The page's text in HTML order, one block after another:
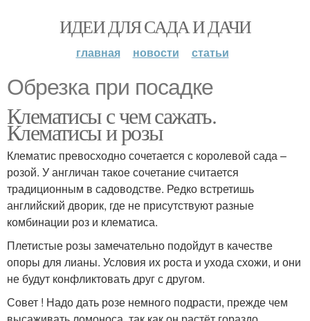
ИДЕИ ДЛЯ САДА И ДАЧИ
главная новости статьи
Обрезка при посадке
Клематисы с чем сажать.
Клематисы и розы
Клематис превосходно сочетается с королевой сада –
розой. У англичан такое сочетание считается
традиционным в садоводстве. Редко встретишь
английский дворик, где не присутствуют разные
комбинации роз и клематиса.
Плетистые розы замечательно подойдут в качестве
опоры для лианы. Условия их роста и ухода схожи, и они
не будут конфликтовать друг с другом.
Совет ! Надо дать розе немного подрасти, прежде чем